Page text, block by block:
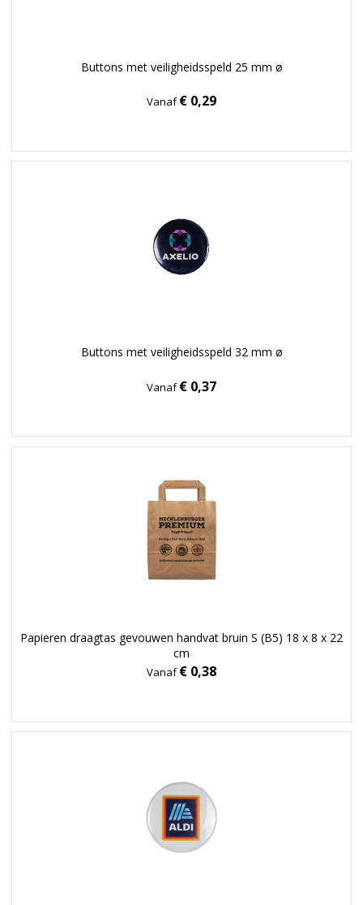
Buttons met veiligheidsspeld 25 mm ø
Vanaf€ 0,29
Buttons met veiligheidsspeld 32 mm ø
Vanaf€ 0,37
Papieren draagtas gevouwen handvat bruin S (B5) 18 x 8 x 22
cm
Vanaf€ 0,38